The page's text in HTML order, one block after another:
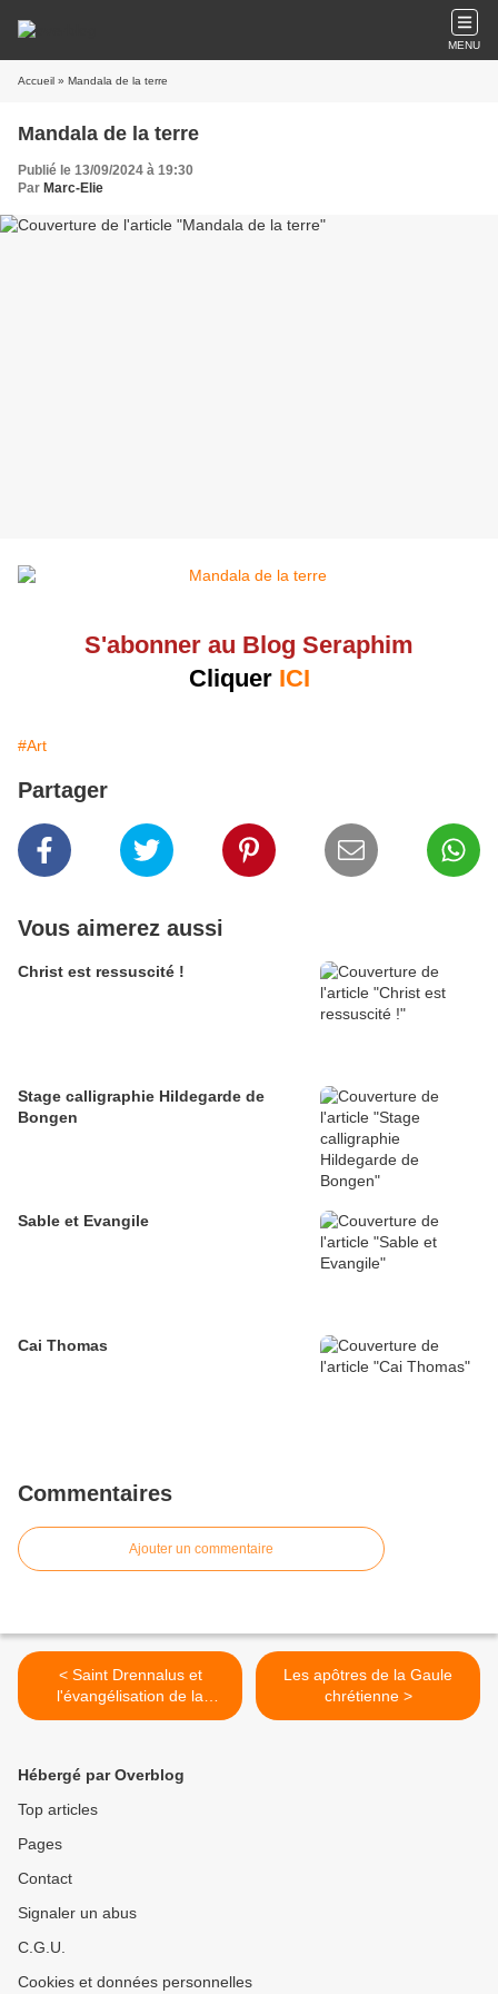
MENU
Accueil » Mandala de la terre
Mandala de la terre
Publié le 13/09/2024 à 19:30
Par Marc-Elie
S'abonner au Blog Seraphim
Cliquer ICI
#Art
Partager
Vous aimerez aussi
Christ est ressuscité !
Stage calligraphie Hildegarde de
Bongen
Sable et Evangile
Cai Thomas
Commentaires
Ajouter un commentaire
< Saint Drennalus et
l'évangélisation de la
Bretagne aux premiers
Les apôtres de la Gaule
chrétienne >
Hébergé par Overblog
Top articles
Pages
Contact
Signaler un abus
C.G.U.
Cookies et données personnelles